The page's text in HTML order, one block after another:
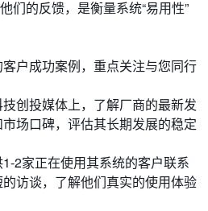
们的反馈，是衡量系统“易用性”
户成功案例，重点关注与您同行
创投媒体上，了解厂商的最新发
场口碑，评估其长期发展的稳定
2家正在使用其系统的客户联系
访谈，了解他们真实的使用体验